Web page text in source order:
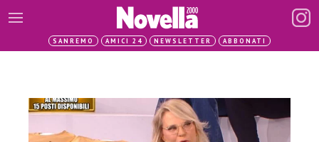
SANREMO AMICI 24 NEWSLETTER ABBONATI